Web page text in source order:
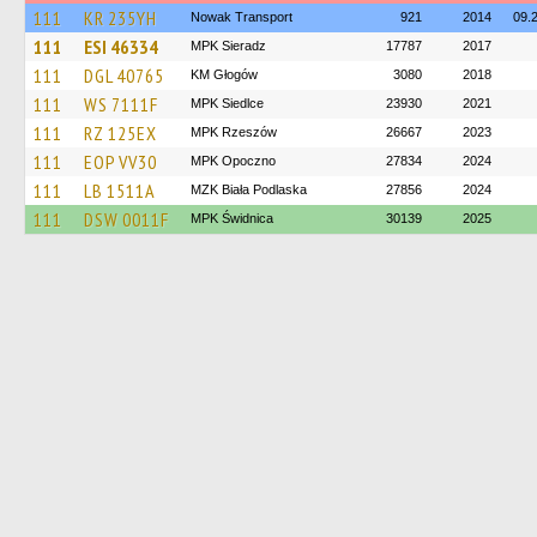
111
KR 235YH Nowak Transport 921 2014
111 ESI 46334 MPK Sieradz 17787 2017
111 DGL 40765 KM Głogów 3080 2018
111 WS 7111F MPK Siedlce 23930 2021
111 RZ 125EX MPK Rzeszów 26667 2023
111 EOP VV30 MPK Opoczno 27834 2024
111 LB 1511A MZK Biała Podlaska 27856 2024
111 DSW 0011F MPK Świdnica 30139 2025